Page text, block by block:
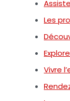
Les
Vivre